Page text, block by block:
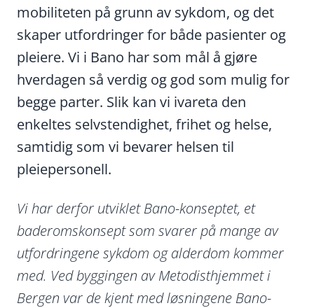
mobiliteten på grunn av sykdom, og det
skaper utfordringer for både pasienter og
pleiere. Vi i Bano har som mål å gjøre
hverdagen så verdig og god som mulig for
begge parter. Slik kan vi ivareta den
enkeltes selvstendighet, frihet og helse,
samtidig som vi bevarer helsen til
pleiepersonell.
Vi har derfor utviklet Bano-konseptet, et
baderomskonsept som svarer på mange av
utfordringene sykdom og alderdom kommer
med. Ved byggingen av Metodisthjemmet i
Bergen var de kjent med løsningene Bano-